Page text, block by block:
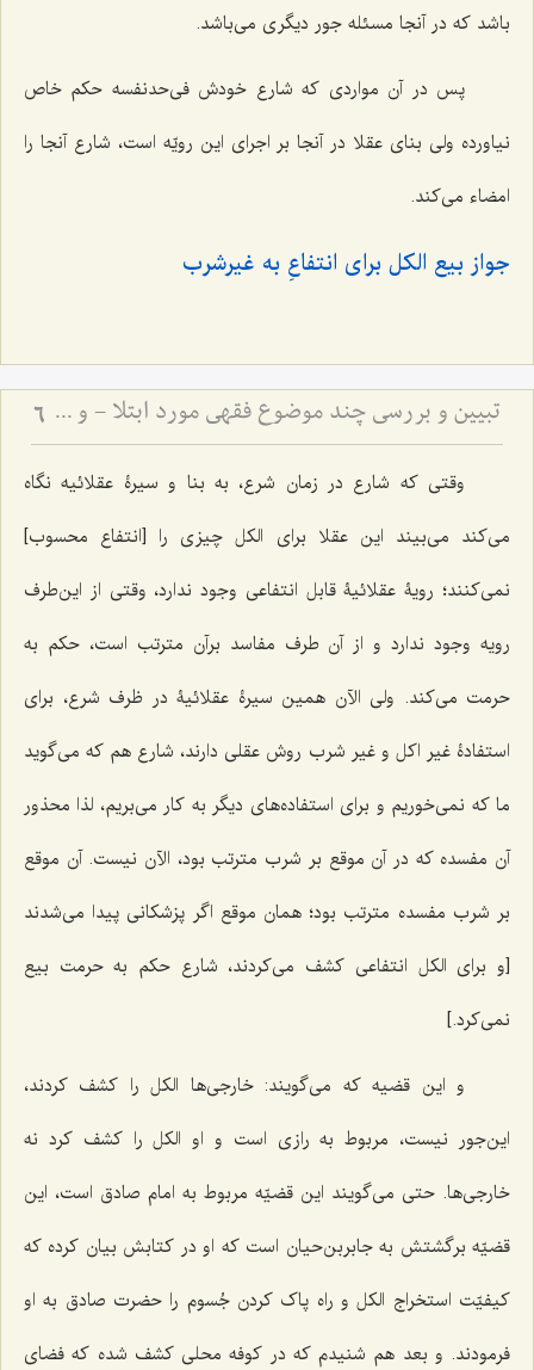
باشد که در آنجا مسئله جور دیگری می‌باشد.
پس در آن مواردی که شارع خودش فی‌حدنفسه حکم خاص
نیاورده ولی بنای عقلا در آنجا بر اجرای این رویّه است، شارع آنجا را
امضاء می‌کند.
جواز بیع الکل برای انتفاعِ به غیرشرب
تبیین و بررسی چند موضوع فقهی مورد ابتلا - و حرمت تعدی به حقوق انسان‌ها 6
وقتی که شارع در زمان شرع، به بنا و سیرۀ عقلائیه نگاه
می‌کند می‌بیند این عقلا برای الکل چیزی را [انتفاع محسوب]
نمی‌کنند؛ رویۀ عقلائیۀ قابل انتفاعی وجود ندارد، وقتی از این‌طرف
رویه وجود ندارد و از آن طرف مفاسد برآن مترتب است، حکم به
حرمت می‌کند. ولی الآن همین سیرۀ عقلائیۀ در ظرف شرع، برای
استفادۀ غیر اکل و غیر شرب روش عقلی دارند، شارع هم که می‌گوید
ما که نمی‌خوریم و برای استفاده‌های دیگر به کار می‌بریم، لذا محذور
آن مفسده که در آن موقع بر شرب مترتب بود، الآن نیست. آن موقع
بر شرب مفسده مترتب بود؛ همان موقع اگر پزشکانی پیدا می‌شدند
[و برای الکل انتفاعی کشف می‌کردند، شارع حکم به حرمت بیع
نمی‌کرد.]
و این قضیه که می‌گویند: خارجی‌ها الکل را کشف کردند،
این‌جور نیست، مربوط به رازی است و او الکل را کشف کرد نه
خارجی‌ها. حتی می‌گویند این قضیّه مربوط به امام صادق است، این
قضیّه برگشتش به جابربن‌حیان است که او در کتابش بیان کرده که
کیفیّت استخراج الکل و راه پاک کردن جُسوم را حضرت صادق به او
فرمودند. و بعد هم شنیدم که در کوفه محلی کشف شده که فضای